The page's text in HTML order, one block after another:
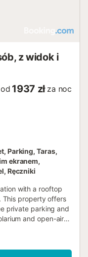
z widok i
od 1937 zł za noc
Parking, Taras,
ekranem,
Ręczniki
with a rooftop
This property offers
private parking and
and open-air